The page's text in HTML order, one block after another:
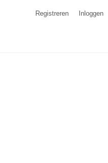
Registreren Inloggen